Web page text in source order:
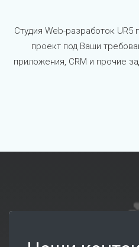
Студия Web-разработок UR5
проект под Ваши
приложения, CRM и прочие